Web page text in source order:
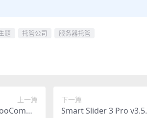
题 托管公司 服务器托管
上一篇 下一篇
Smart Slider 3 Pro